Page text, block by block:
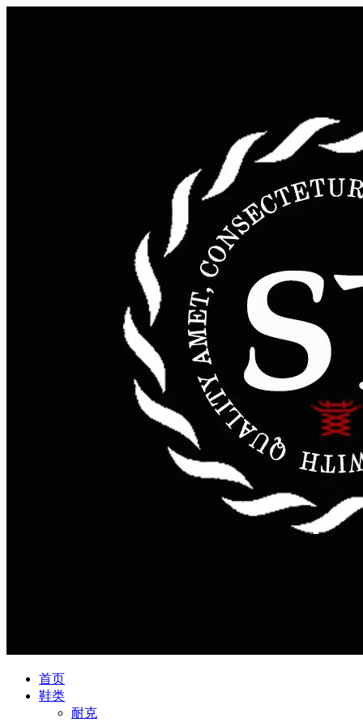
首页
鞋类
耐克